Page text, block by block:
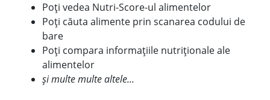
Poți vedea Nutri-Score-ul alimentelor
Poți căuta alimente prin scanarea codului de
bare
Poți compara informațiile nutriționale ale
alimentelor
și multe multe altele...